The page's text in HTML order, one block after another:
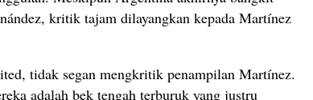
kritik tajam dilayangkan kepada Martínez
tidak segan mengkritik penampilan Martínez.
adalah bek tengah terburuk yang justru